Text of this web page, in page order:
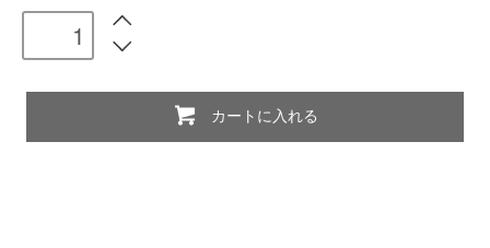
カートに入れる